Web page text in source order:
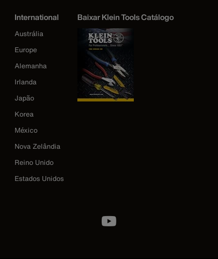
International
Austrália
Europe
Alemanha
Irlanda
Japão
Korea
México
Nova Zelândia
Reino Unido
Estados Unidos
Baixar Klein Tools Catálogo